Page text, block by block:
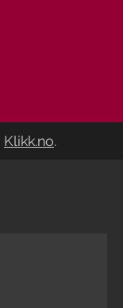
Klikk.no.